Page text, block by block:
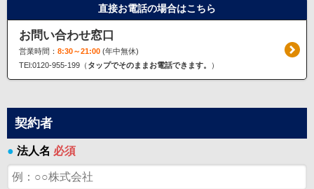
直接お電話の場合はこちら
お問い合わせ窓口
営業時間： 8:30～21:00(年中無休)
TEl:0120-955-199（ タップでそのままお電話できます。 ）
契約者
● 法人名 必須